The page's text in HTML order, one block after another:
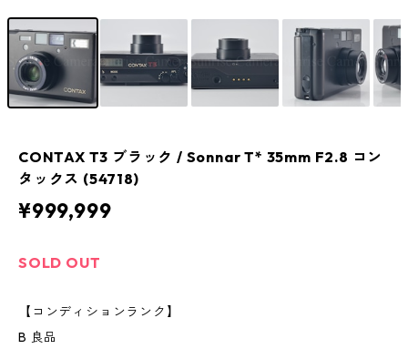
CONTAX T3 ブラック / Sonnar T* 35mm F2.8 コン
タックス (54718)
¥999,999
SOLD OUT
【コンディションランク】
B 良品